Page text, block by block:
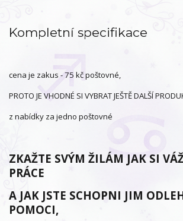
Kompletní specifikace
cena je zakus - 75 kč poštovné,
PROTO JE VHODNÉ SI VYBRAT JEŠTĚ DALŠÍ
z nabídky za jedno poštovné
ZKAŽTE SVÝM ŽILÁM JAK SI
PRÁCE
A JAK JSTE SCHOPNI JIM
POMOCI,